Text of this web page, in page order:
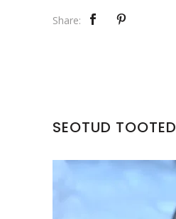
Share:
SEOTUD TOOTED